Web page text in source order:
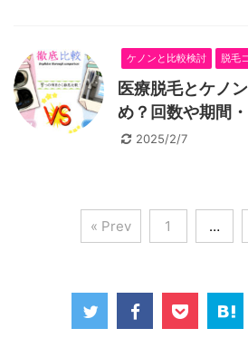
ケノンと比較検討 脱毛
医療脱毛とケノ
め？回数や期間
2025/2/7
« Prev 1 …